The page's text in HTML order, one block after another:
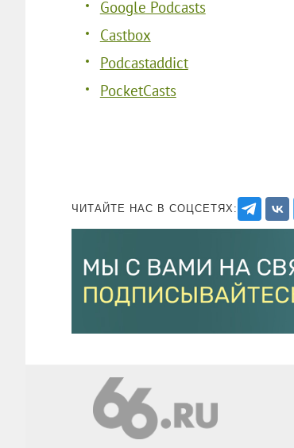
Google Podcasts
Castbox
Podcastaddict
PocketCasts
ЧИТАЙТЕ НАС В СОЦСЕТЯХ: